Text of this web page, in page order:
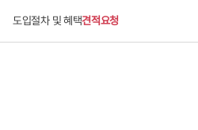
도입절차 및 혜택견적요청